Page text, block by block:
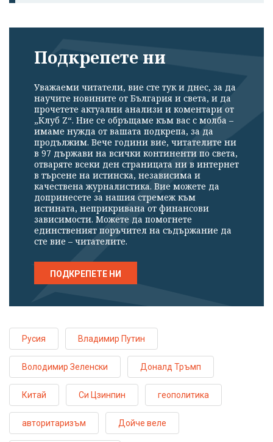
Подкрепете ни
Уважаеми читатели, вие сте тук и днес, за да
научите новините от България и света, и да
прочетете актуални анализи и коментари от
„Клуб Z“. Ние се обръщаме към вас с молба –
имаме нужда от вашата подкрепа, за да
продължим. Вече години вие, читателите ни
в 97 държави на всички континенти по света,
отваряте всеки ден страницата ни в интернет
в търсене на истинска, независима и
качествена журналистика. Вие можете да
допринесете за нашия стремеж към
истината, неприкривана от финансови
зависимости. Можете да помогнете
единственият поръчител на съдържание да
сте вие – читателите.
ПОДКРЕПЕТЕ НИ
Русия Владимир Путин
Володимир Зеленски Доналд Тръмп
Китай Си Цзинпин геополитика
авторитаризъм Дойче веле